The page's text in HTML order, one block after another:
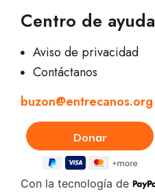
Centro de ayuda
Aviso de privacidad
Contáctanos
buzon@entrecanos.org
Con la tecnología de